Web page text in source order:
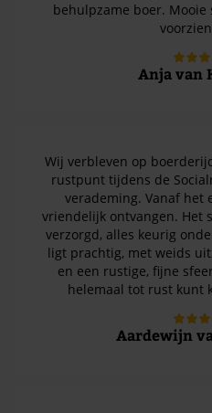
behulpzame boer.
Anja van
Wij verbleven op
rustpunt tijdens de
verademing. Vanaf het
vriendelijk ontvangen. Het
verzorgd, alles keurig
ligt prachtig, met weids
en een rustige, fijne
helemaal tot rust kunt
Aardewijn